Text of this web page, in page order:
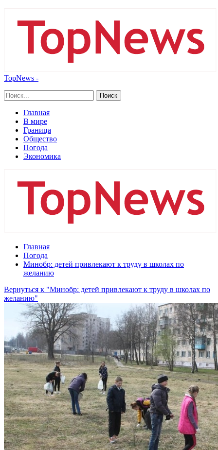
TopNews -
Главная
В мире
Граница
Общество
Погода
Экономика
Главная
Погода
Минобр: детей привлекают к труду в школах по
желанию
Вернуться к "Минобр: детей привлекают к труду в школах по
желанию"